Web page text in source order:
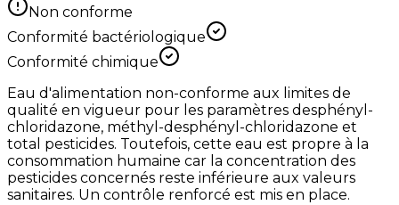
Non conforme
Conformité bactériologique
Conformité chimique
Eau d'alimentation non-conforme aux limites de
qualité en vigueur pour les paramètres desphényl-
chloridazone, méthyl-desphényl-chloridazone et
total pesticides. Toutefois, cette eau est propre à la
consommation humaine car la concentration des
pesticides concernés reste inférieure aux valeurs
sanitaires. Un contrôle renforcé est mis en place.